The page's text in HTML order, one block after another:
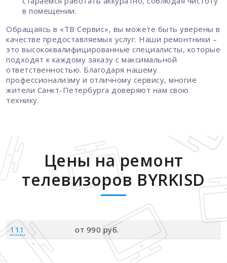
в помещении.
Обращаясь в «ТВ Сервис», вы можете быть уверены в
качестве предоставляемых услуг. Наши ремонтники –
это высококвалифицированные специалисты, которые
подходят к каждому заказу с максимальной
ответственностью. Благодаря нашему
профессионализму и отличному сервису, многие
жители Санкт-Петербурга доверяют нам свою
технику.
Цены на ремонт
телевизоров BYRKISD
111 от 990 руб.